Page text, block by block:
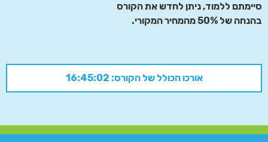
סיימתם ללמוד, ניתן לחדש את הקורס
בהנחה של 50% מהמחיר המקורי.
אורכו הכולל של הקורס: 16:45:02